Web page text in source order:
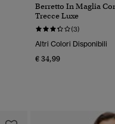
Berretto In Maglia
Trecce Luxe
(3)
Altri Colori Disponibili
€ 34,99